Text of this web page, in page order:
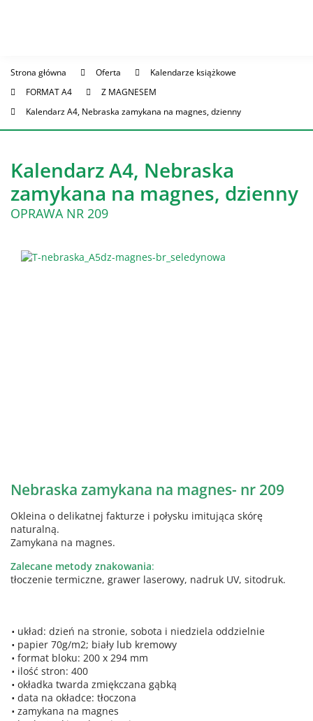
Strona główna Oferta
Kalendarze książkowe
FORMAT A4
Z MAGNESEM
Kalendarz A4, Nebraska zamykana na magnes, dzienny
Kalendarz A4, Nebraska
zamykana na magnes, dzienny
OPRAWA NR 209
Nebraska zamykana na magnes- nr 209
Okleina o delikatnej fakturze i połysku imitująca skórę
naturalną.
Zamykana na magnes.
Zalecane metody znakowania:
tłoczenie termiczne, grawer laserowy, nadruk UV, sitodruk.
układ: dzień na stronie, sobota i niedziela oddzielnie
papier 70g/m2; biały lub kremowy
format bloku: 200 x 294 mm
ilość stron: 400
okładka twarda zmiękczana gąbką
data na okładce: tłoczona
zamykana na magnes